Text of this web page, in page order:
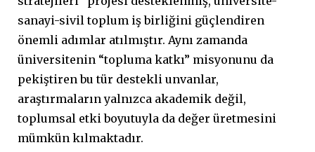
sanayi-sivil toplum iş birliğini güçlendiren
önemli adımlar atılmıştır. Aynı zamanda
üniversitenin “topluma katkı” misyonunu da
pekiştiren bu tür destekli unvanlar,
araştırmaların yalnızca akademik değil,
toplumsal etki boyutuyla da değer üretmesini
mümkün kılmaktadır.